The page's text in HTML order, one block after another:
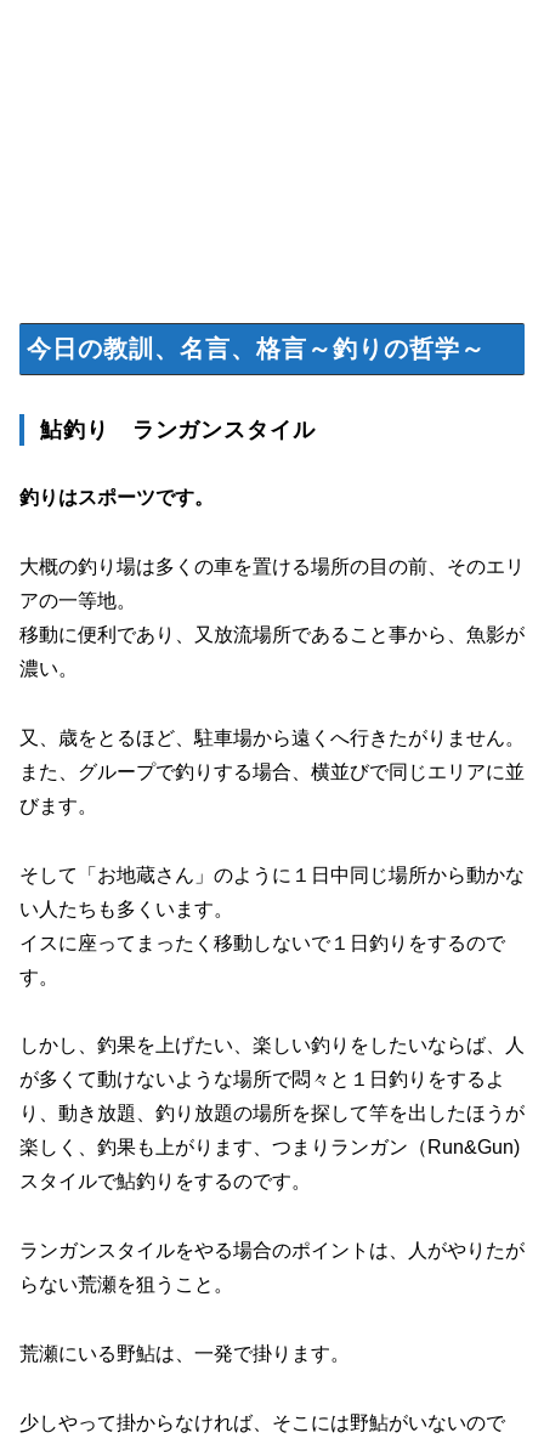
今日の教訓、名言、格言～釣りの哲学～
鮎釣り ランガンスタイル
釣りはスポーツです。
大概の釣り場は多くの車を置ける場所の目の前、そのエリ
アの一等地。
移動に便利であり、又放流場所であること事から、魚影が
濃い。
又、歳をとるほど、駐車場から遠くへ行きたがりません。
また、グループで釣りする場合、横並びで同じエリアに並
びます。
そして「お地蔵さん」のように１日中同じ場所から動かな
い人たちも多くいます。
イスに座ってまったく移動しないで１日釣りをするので
す。
しかし、釣果を上げたい、楽しい釣りをしたいならば、人
が多くて動けないような場所で悶々と１日釣りをするよ
り、動き放題、釣り放題の場所を探して竿を出したほうが
楽しく、釣果も上がります、つまりランガン（Run&Gun)
スタイルで鮎釣りをするのです。
ランガンスタイルをやる場合のポイントは、人がやりたが
らない荒瀬を狙うこと。
荒瀬にいる野鮎は、一発で掛ります。
少しやって掛からなければ、そこには野鮎がいないので